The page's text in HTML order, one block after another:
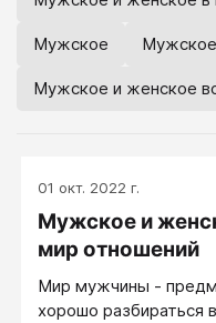
Мужское
Мужское и женское
01 окт. 2022 г.
Мужское и
мир отношений
Мир мужчины -
хорошо разбираться